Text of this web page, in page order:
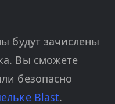
будут зачислены
Вы сможете
безопасно
Blast.